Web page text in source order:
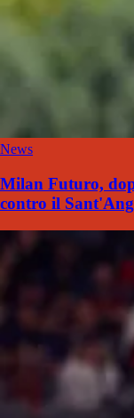
News
Milan Futuro,
contro il